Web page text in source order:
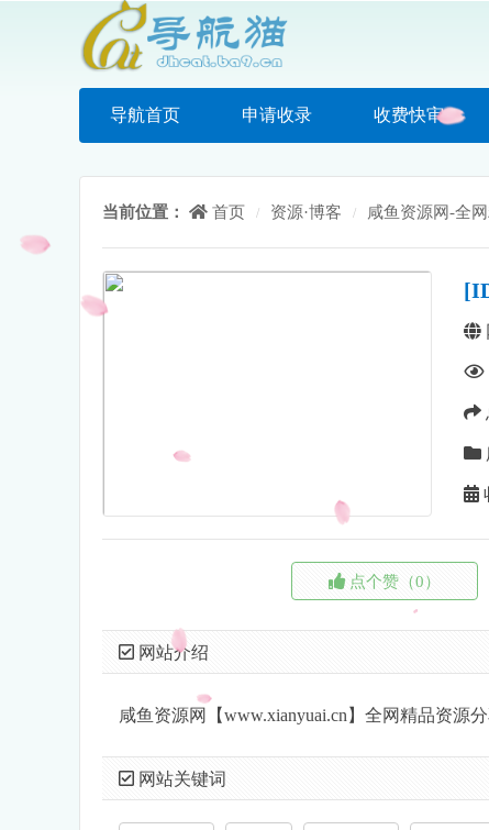
导航首页 申请收录 收费快审
当前位置： 首页 / 资源·博客 / 咸鱼资源网-全
点个赞（0）
网站介绍
咸鱼资源网【www.xianyuai.cn】全网精品资源
网站关键词